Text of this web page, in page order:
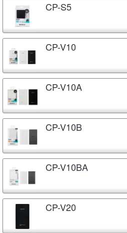
CP-S5
CP-V10
CP-V10A
CP-V10B
CP-V10BA
CP-V20